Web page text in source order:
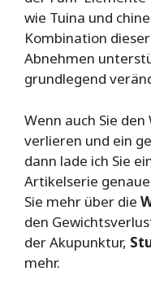
wie Tuina und
Kombination
Abnehmen
grundlegend
Wenn auch Sie
verlieren und ein
dann lade ich Sie
Artikelserie
Sie mehr über die
den
der Akupunktur,
mehr.